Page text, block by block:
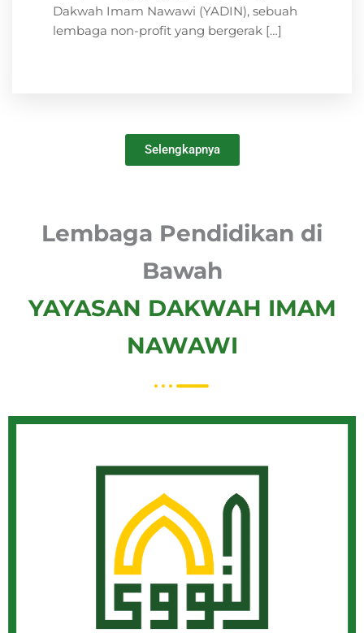
Dakwah Imam Nawawi (YADIN), sebuah
lembaga non-profit yang bergerak […]
Selengkapnya
Lembaga Pendidikan di
Bawah
YAYASAN DAKWAH IMAM
NAWAWI